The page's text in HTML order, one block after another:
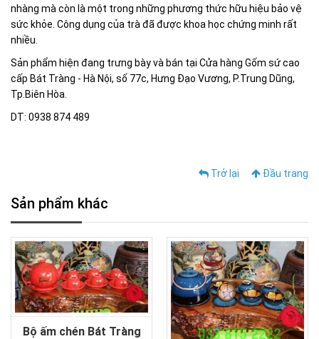
nhàng mà còn là một trong những phương thức hữu hiệu bảo vệ
sức khỏe. Công dụng của trà đã được khoa học chứng minh rất
nhiều.
Sản phẩm hiện đang trưng bày và bán tại Cửa hàng Gốm sứ cao
cấp Bát Tràng - Hà Nội, số 77c, Hưng Đạo Vương, P.Trung Dũng,
Tp.Biên Hòa.
DT: 0938 874 489
Trở lại Đầu trang
Sản phẩm khác
Bộ ấm chén Bát Tràng